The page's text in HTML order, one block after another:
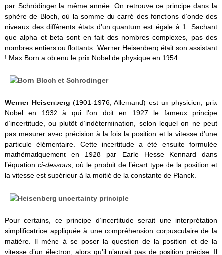
par Schrödinger la même année. On retrouve ce principe dans la
sphère de Bloch, où la somme du carré des fonctions d’onde des
niveaux des différents états d’un quantum est égale à 1. Sachant
que alpha et beta sont en fait des nombres complexes, pas des
nombres entiers ou flottants. Werner Heisenberg était son assistant
! Max Born a obtenu le prix Nobel de physique en 1954.
Werner Heisenberg(1901-1976, Allemand) est un physicien, prix
Nobel en 1932 à qui l’on doit en 1927 le fameux principe
d’incertitude, ou plutôt d’indétermination, selon lequel on ne peut
pas mesurer avec précision à la fois la position et la vitesse d’une
particule élémentaire. Cette incertitude a été ensuite formulée
mathématiquement en 1928 par Earle Hesse Kennard dans
l’équation ci-dessous, où le produit de l’écart type de la position et
la vitesse est supérieur à la moitié de la constante de Planck.
Pour certains, ce principe d’incertitude serait une interprétation
simplificatrice appliquée à une compréhension corpusculaire de la
matière. Il mène à se poser la question de la position et de la
vitesse d’un électron, alors qu’il n’aurait pas de position précise. Il